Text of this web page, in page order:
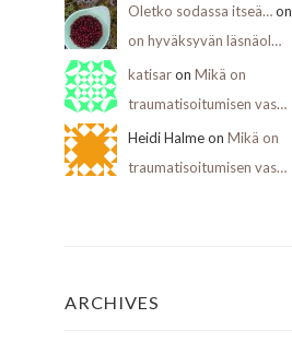
Oletko sodassa itseä…on
on hyväksyvän läsnäol…
katisaron Mikä on
traumatisoitumisen vas…
Heidi Halme on Mikä on
traumatisoitumisen vas…
ARCHIVES